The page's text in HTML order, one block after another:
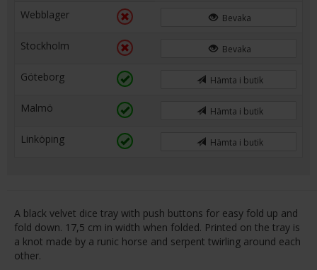
Webblager
Bevaka
Stockholm Bevaka
Göteborg Hämta i butik
Malmö Hämta i butik
Linköping Hämta i butik
A black velvet dice tray with push buttons for easy fold up and
fold down. 17,5 cm in width when folded. Printed on the tray is
a knot made by a runic horse and serpent twirling around each
other.